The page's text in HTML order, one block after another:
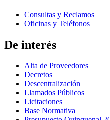
Consultas y Reclamos
Oficinas y Teléfonos
De interés
Alta de Proveedores
Decretos
Descentralización
Llamados Públicos
Licitaciones
Base Normativa